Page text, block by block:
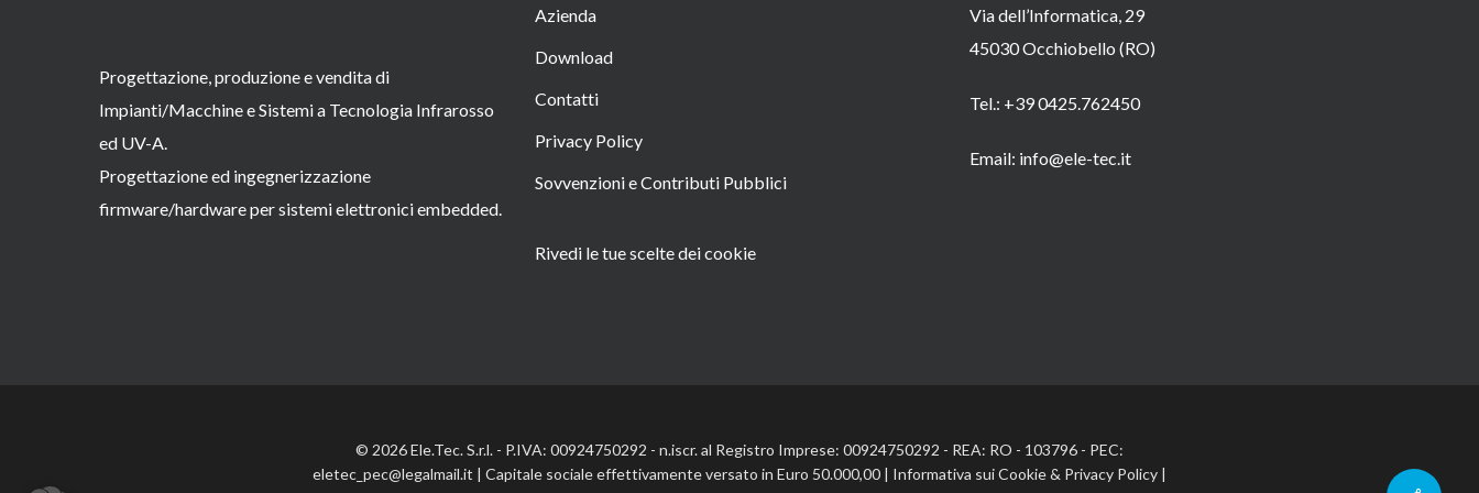
Progettazione, produzione e vendita di
Impianti/Macchine e Sistemi a Tecnologia Infrarosso
ed UV-A.
Progettazione ed ingegnerizzazione
firmware/hardware per sistemi elettronici embedded.
Azienda
Download
Contatti
Privacy Policy
Sovvenzioni e Contributi Pubblici
Rivedi le tue scelte dei cookie
Via dell’Informatica, 29
45030 Occhiobello (RO)
Tel.: +39 0425.762450
Email: info@ele-tec.it
© 2026 Ele.Tec. S.r.l. - P.IVA: 00924750292 - n.iscr. al Registro Imprese: 00924750292 - REA: RO - 103796 - PEC:
eletec_pec@legalmail.it | Capitale sociale effettivamente versato in Euro 50.000,00 | Informativa sui Cookie& Privacy Policy|